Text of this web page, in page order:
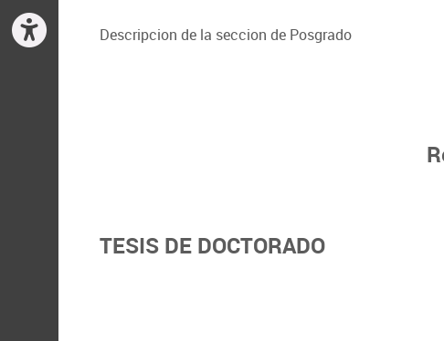
Descripcion de la seccion de Posgrado
TESIS DE DOCTORADO